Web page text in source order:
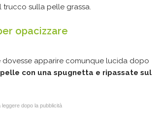
sulla pelle grassa.
opacizzare
apparire comunque lucida dopo
con una spugnetta e ripassate sul
leggere dopo la pubblicità